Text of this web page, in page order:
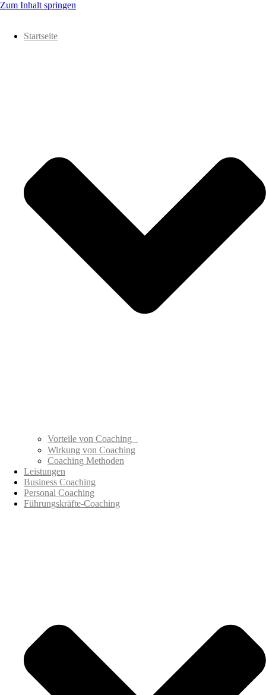
Zum Inhalt springen
Startseite
Vorteile von Coaching
Wirkung von Coaching
Coaching Methoden
Leistungen
Business Coaching
Personal Coaching
Führungskräfte-Coaching